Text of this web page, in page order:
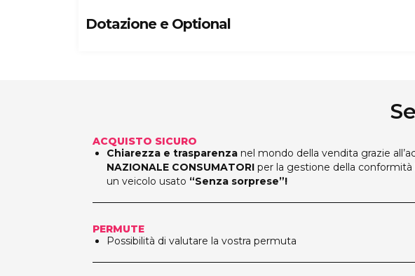
Dotazione e Optional
ACQUISTO SICURO
Chiarezza e trasparenza nel mondo della vendita grazie
NAZIONALE CONSUMATORI per la gestione della
un veicolo usato “Senza sorprese”!
PERMUTE
Possibilità di valutare la vostra permuta